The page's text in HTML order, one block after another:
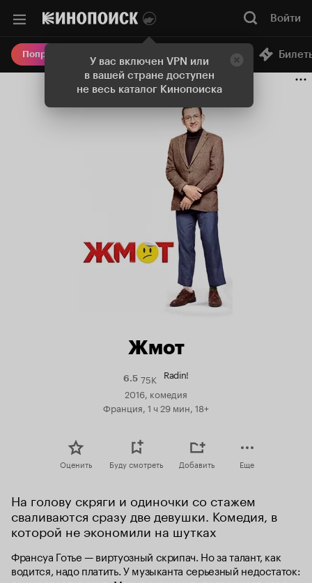
У вас включен VPN или
в вашей стране доступен
не весь каталог Кинопоиска
Войти
Попробовать Плюс Онлайн-кинотеатр
Жмот
6.5Рейтинг
Кинопоиска
75K Radin!
2016, комедия
Франция, 1 ч 29 мин, 18+
Оценить Буду смотреть Добавить Еще
На голову скряги и одиночки со стажем
сваливаются сразу две девушки. Комедия, в
которой не экономили на шутках
Франсуа Готье — виртуозный скрипач. Но за талант, как
водится, надо платить. У музыканта серьезный недостаток: